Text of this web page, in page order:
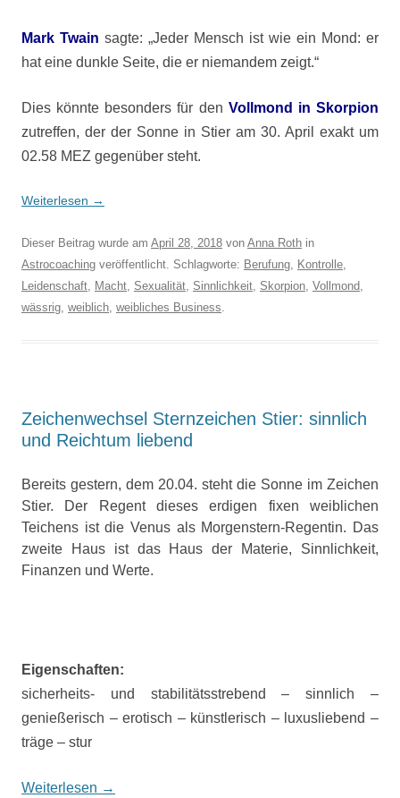
Mark Twain sagte: „Jeder Mensch ist wie ein Mond: er
hat eine dunkle Seite, die er niemandem zeigt.“
Dies könnte besonders für den Vollmond in Skorpion
zutreffen, der der Sonne in Stier am 30. April exakt um
02.58 MEZ gegenüber steht.
Weiterlesen →
Dieser Beitrag wurde am April 28, 2018 von Anna Roth in
Astrocoaching veröffentlicht. Schlagworte: Berufung, Kontrolle,
Leidenschaft, Macht, Sexualität, Sinnlichkeit, Skorpion, Vollmond,
wässrig, weiblich, weibliches Business.
Zeichenwechsel Sternzeichen Stier: sinnlich
und Reichtum liebend
Bereits gestern, dem 20.04. steht die Sonne im Zeichen
Stier. Der Regent dieses erdigen fixen weiblichen
Teichens ist die Venus als Morgenstern-Regentin. Das
zweite Haus ist das Haus der Materie, Sinnlichkeit,
Finanzen und Werte.
Eigenschaften:
sicherheits- und stabilitätsstrebend – sinnlich –
genießerisch – erotisch – künstlerisch – luxusliebend –
träge – stur
Weiterlesen →